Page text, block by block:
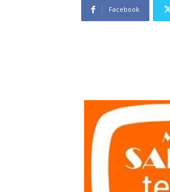
Facebook